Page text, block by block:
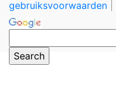
gebruiksvoorwaarden